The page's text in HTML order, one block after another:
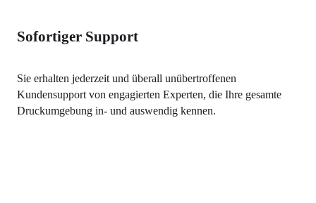
Sofortiger Support
Sie erhalten jederzeit und überall unübertroffenen
Kundensupport von engagierten Experten, die Ihre gesamte
Druckumgebung in- und auswendig kennen.